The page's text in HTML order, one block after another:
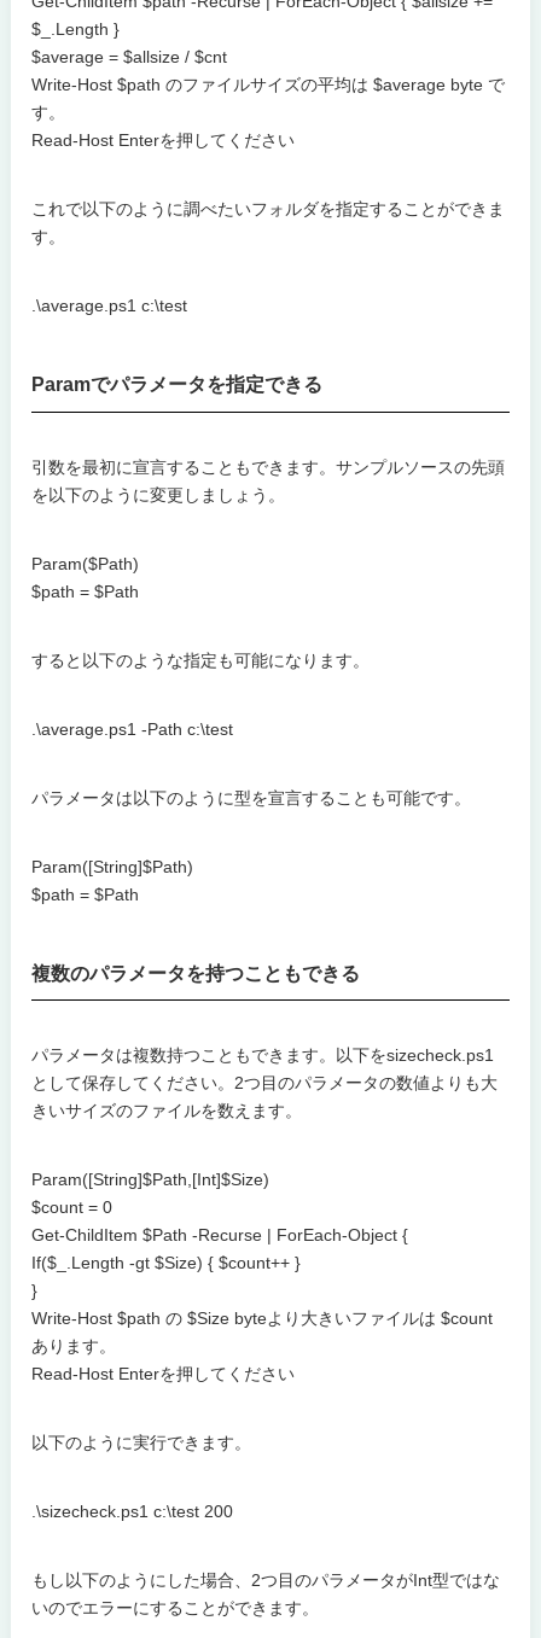
$_.Length }
$average = $allsize / $cnt
Write-Host $path のファイルサイズの平均は $average byte で
す。
Read-Host Enterを押してください
これで以下のように調べたいフォルダを指定することができま
す。
.\average.ps1 c:\test
Paramでパラメータを指定できる
引数を最初に宣言することもできます。サンプルソースの先頭
を以下のように変更しましょう。
Param($Path)
$path = $Path
すると以下のような指定も可能になります。
.\average.ps1 -Path c:\test
パラメータは以下のように型を宣言することも可能です。
Param([String]$Path)
$path = $Path
複数のパラメータを持つこともできる
パラメータは複数持つこともできます。以下をsizecheck.ps1
として保存してください。2つ目のパラメータの数値よりも大
きいサイズのファイルを数えます。
Param([String]$Path,[Int]$Size)
$count = 0
Get-ChildItem $Path -Recurse | ForEach-Object {
If($_.Length -gt $Size) { $count++ }
}
Write-Host $path の $Size byteより大きいファイルは $count
あります。
Read-Host Enterを押してください
以下のように実行できます。
.\sizecheck.ps1 c:\test 200
もし以下のようにした場合、2つ目のパラメータがInt型ではな
いのでエラーにすることができます。